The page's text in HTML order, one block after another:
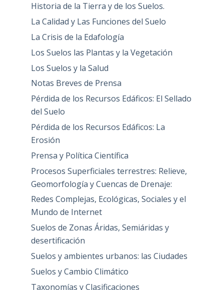
Historia de la Tierra y de los Suelos.
La Calidad y Las Funciones del Suelo
La Crisis de la Edafología
Los Suelos las Plantas y la Vegetación
Los Suelos y la Salud
Notas Breves de Prensa
Pérdida de los Recursos Edáficos: El Sellado
del Suelo
Pérdida de los Recursos Edáficos: La
Erosión
Prensa y Política Científica
Procesos Superficiales terrestres: Relieve,
Geomorfología y Cuencas de Drenaje:
Redes Complejas, Ecológicas, Sociales y el
Mundo de Internet
Suelos de Zonas Áridas, Semiáridas y
desertificación
Suelos y ambientes urbanos: las Ciudades
Suelos y Cambio Climático
Taxonomías y Clasificaciones